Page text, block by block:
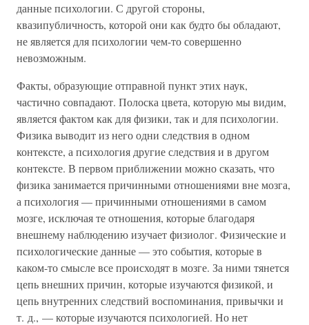
данные психологии. С другой стороны,
квазипубличность, которой они как будто бы обладают,
не является для психологии чем-то совершенно
невозможным.
Факты, образующие отправной пункт этих наук,
частично совпадают. Полоска цвета, которую мы видим,
является фактом как для физики, так и для психологии.
Физика выводит из него одни следствия в одном
контексте, а психология другие следствия и в другом
контексте. В первом приближении можно сказать, что
физика занимается причинными отношениями вне мозга,
а психология — причинными отношениями в самом
мозге, исключая те отношения, которые благодаря
внешнему наблюдению изучает физиолог. Физические и
психологические данные — это события, которые в
каком-то смысле все происходят в мозге. За ними тянется
цепь внешних причин, которые изучаются физикой, и
цепь внутренних следствий воспоминания, привычки и
т. д., — которые изучаются психологией. Но нет